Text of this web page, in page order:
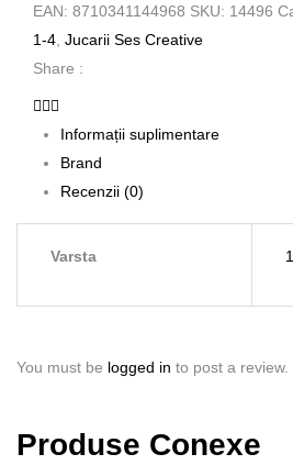
din
plastilina
EAN: 8710341144968 SKU: 14496
1-4 Jucarii Ses Creative
Share :
Informații suplimentare
Brand
Recenzii (0)
Varsta
You must be logged in to post a review.
Produse Conexe